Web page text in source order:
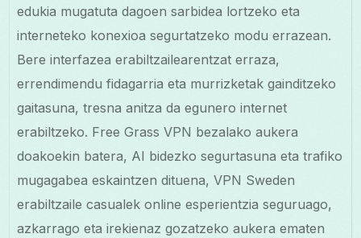
edukia mugatuta dagoen sarbidea lortzeko eta
interneteko konexioa segurtatzeko modu errazean.
Bere interfazea erabiltzailearentzat erraza,
errendimendu fidagarria eta murrizketak gainditzeko
gaitasuna, tresna anitza da egunero internet
erabiltzeko. Free Grass VPN bezalako aukera
doakoekin batera, AI bidezko segurtasuna eta trafiko
mugagabea eskaintzen dituena, VPN Sweden
erabiltzaile casualek online esperientzia seguruago,
azkarrago eta irekienaz gozatzeko aukera ematen